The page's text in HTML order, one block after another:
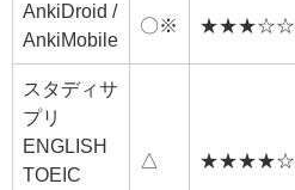
AnkiDroid /
AnkiMobile
〇※ ★★★☆☆
スタディサ
プリ
ENGLISH
TOEIC®
△ ★★★★☆